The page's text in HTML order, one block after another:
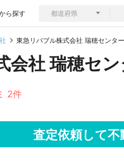
ら探す
東急リバブル株式会社 瑞穂センタ
会社 瑞穂セ
2件
査定依頼して不